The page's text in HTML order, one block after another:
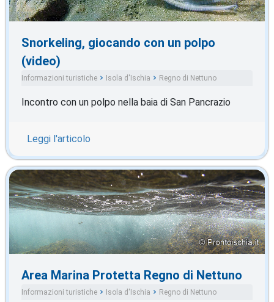
Snorkeling, giocando con un polpo
(video)
Informazioni turistiche Isola d'Ischia Regno di Nettuno
Incontro con un polpo nella baia di San Pancrazio
Leggi l'articolo
Area Marina Protetta Regno di Nettuno
Informazioni turistiche Isola d'Ischia Regno di Nettuno